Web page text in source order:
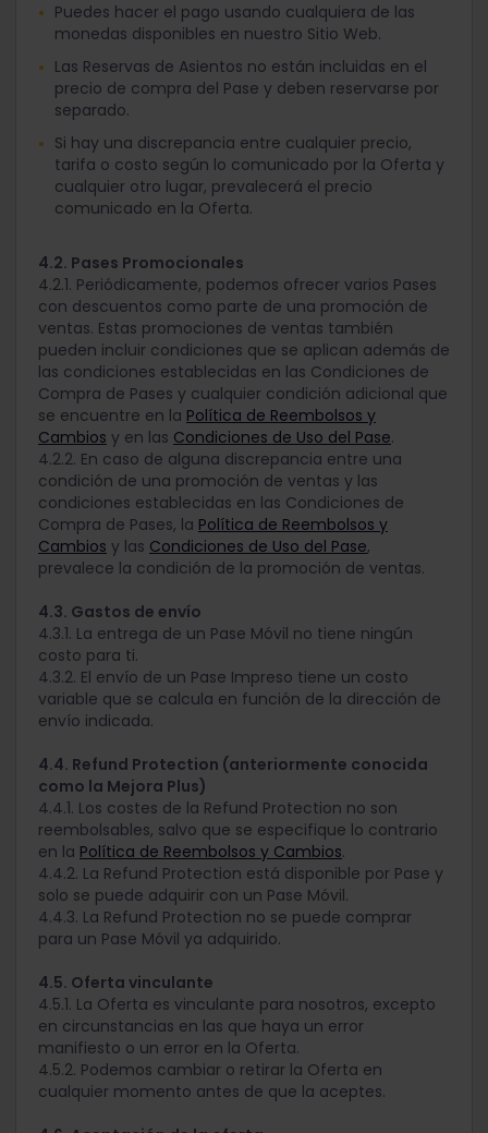
Puedes hacer el pago usando cualquiera de las
monedas disponibles en nuestro Sitio Web.
Las Reservas de Asientos no están incluidas en el
precio de compra del Pase y deben reservarse por
separado.
Si hay una discrepancia entre cualquier precio,
tarifa o costo según lo comunicado por la Oferta y
cualquier otro lugar, prevalecerá el precio
comunicado en la Oferta.
4.2. Pases Promocionales
4.2.1. Periódicamente, podemos ofrecer varios Pases
con descuentos como parte de una promoción de
ventas. Estas promociones de ventas también
pueden incluir condiciones que se aplican además de
las condiciones establecidas en las Condiciones de
Compra de Pases y cualquier condición adicional que
se encuentre en la Política de Reembolsos y
Cambios y en las Condiciones de Uso del Pase.
4.2.2. En caso de alguna discrepancia entre una
condición de una promoción de ventas y las
condiciones establecidas en las Condiciones de
Compra de Pases, la Política de Reembolsos y
Cambios y las Condiciones de Uso del Pase,
prevalece la condición de la promoción de ventas.
4.3. Gastos de envío
4.3.1. La entrega de un Pase Móvil no tiene ningún
costo para ti.
4.3.2. El envío de un Pase Impreso tiene un costo
variable que se calcula en función de la dirección de
envío indicada.
4.4. Refund Protection (anteriormente conocida
como la Mejora Plus)
4.4.1. Los costes de la Refund Protection no son
reembolsables, salvo que se especifique lo contrario
en la Política de Reembolsos y Cambios.
4.4.2. La Refund Protection está disponible por Pase y
solo se puede adquirir con un Pase Móvil.
4.4.3. La Refund Protection no se puede comprar
para un Pase Móvil ya adquirido.
4.5. Oferta vinculante
4.5.1. La Oferta es vinculante para nosotros, excepto
en circunstancias en las que haya un error
manifiesto o un error en la Oferta.
4.5.2. Podemos cambiar o retirar la Oferta en
cualquier momento antes de que la aceptes.